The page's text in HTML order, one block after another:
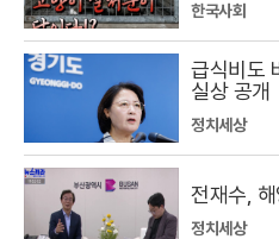
한국사회
급식비도
실상 공개
정치세상
전재수,
정치세상